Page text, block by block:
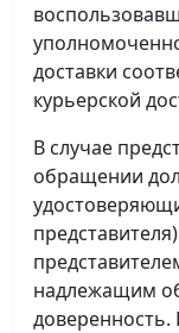
доставки
курьерской
В случае
обращении
надлежащим
доверенность.